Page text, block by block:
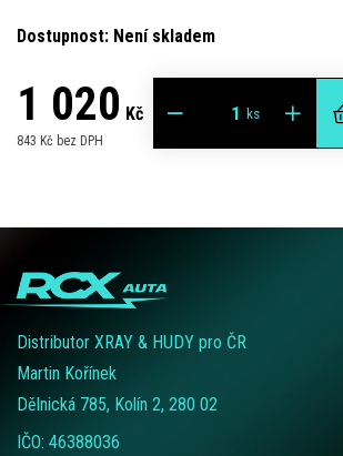
Dostupnost: Není skladem
1 020 Kč
843 Kč bez DPH
ks
Distributor XRAY & HUDY pro ČR
Martin Kořínek
Dělnická 785, Kolín 2, 280 02
IČO: 46388036